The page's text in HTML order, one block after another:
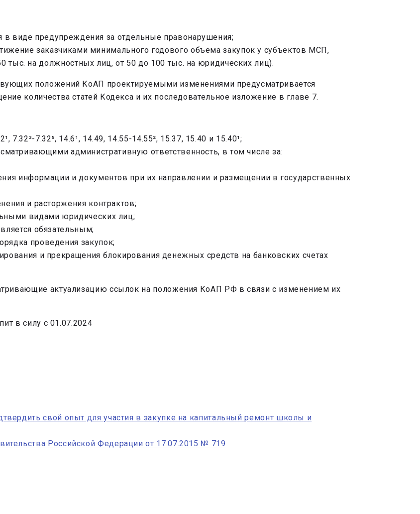
в виде предупреждения за отдельные правонарушения;
заказчиками минимального годового объема закупок у субъектов МСП,
на должностных лиц, от 50 до 100 тыс. на юридических лиц).
положений КоАП проектируемыми изменениями предусматривается
количества статей Кодекса и их последовательное изложение в главе 7.
7.32³-7.32⁵, 14.6¹, 14.49, 14.55-14.55², 15.37, 15.40 и 15.40¹;
административную ответственность, в том числе за:
информации и документов при их направлении и размещении в государственных
и расторжения контрактов;
видами юридических лиц;
обязательным;
проведения закупок;
и прекращения блокирования денежных средств на банковских счетах
актуализацию ссылок на положения КоАП РФ в связи с изменением их
в силу с 01.07.2024
свой опыт для участия в закупке на капитальный ремонт школы и
Российской Федерации от 17.07.2015 № 719